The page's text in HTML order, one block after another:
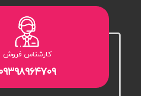
کارشناس فروش
۰۹۳۹۸۹۶۴۷۰۹